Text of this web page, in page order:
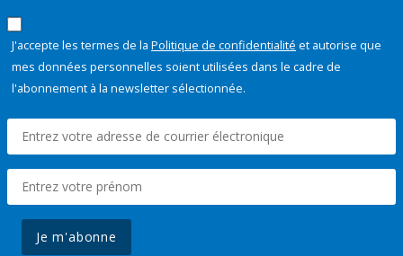
J'accepte les termes de la Politique de confidentialité et autorise que
mes données personnelles soient utilisées dans le cadre de
l'abonnement à la newsletter sélectionnée.
Je m'abonne